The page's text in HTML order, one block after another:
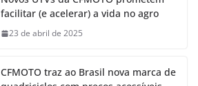
facilitar (e acelerar) a vida no agro
23 de abril de 2025
CFMOTO traz ao Brasil nova marca de